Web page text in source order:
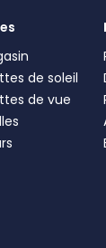
de soleil
de vue